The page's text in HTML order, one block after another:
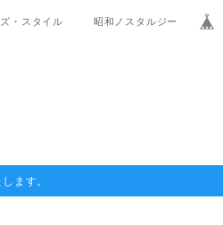
ズ・スタイル 昭和ノスタルジー
ます。